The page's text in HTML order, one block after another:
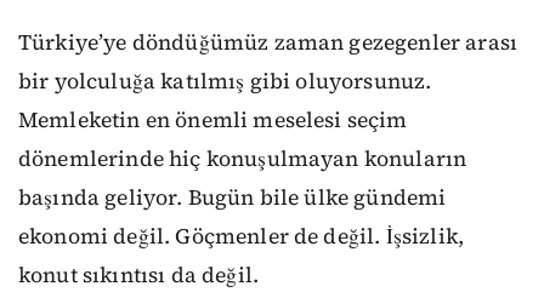
Türkiye’ye döndüğümüz zaman gezegenler arası
bir yolculuğa katılmış gibi oluyorsunuz.
Memleketin en önemli meselesi seçim
dönemlerinde hiç konuşulmayan konuların
başında geliyor. Bugün bile ülke gündemi
ekonomi değil. Göçmenler de değil. İşsizlik,
konut sıkıntısı da değil.